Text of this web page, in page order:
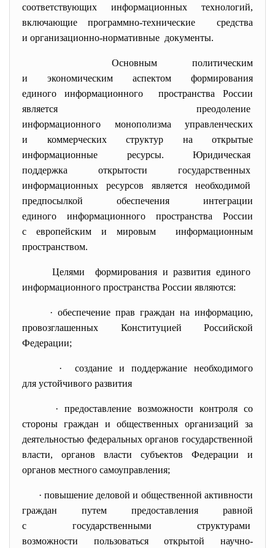
соответствующих информационных технологий,
включающие программно-технические средства
и организационно-нормативные документы.
Основным политическим
и экономическим аспектом формирования
единого информационного пространства России
является преодоление
информационного монополизма управленческих
и коммерческих структур на открытые
информационные ресурсы. Юридическая
поддержка открытости государственных
информационных ресурсов является необходимой
предпосылкой обеспечения интеграции
единого информационного пространства России
с европейским и мировым информационным
пространством.
Целями формирования и развития единого
информационного пространства России являются:
· обеспечение прав граждан на информацию,
провозглашенных Конституцией Российской
Федерации;
· создание и поддержание необходимого
для устойчивого развития
· предоставление возможности контроля со
стороны граждан и общественных организаций за
деятельностью федеральных органов государственной
власти, органов власти субъектов Федерации и
органов местного самоуправления;
· повышение деловой и общественной активности
граждан путем предоставления равной
с государственными структурами
возможности пользоваться открытой научно-